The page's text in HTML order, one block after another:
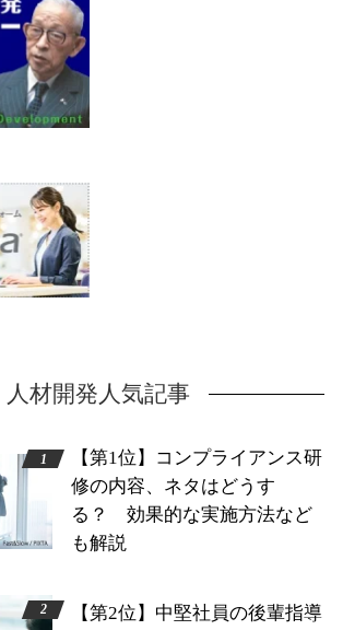
人材開発人気記事
【第1位】コンプライアンス研
修の内容、ネタはどうす
る？ 効果的な実施方法など
も解説
【第2位】中堅社員の後輩指導